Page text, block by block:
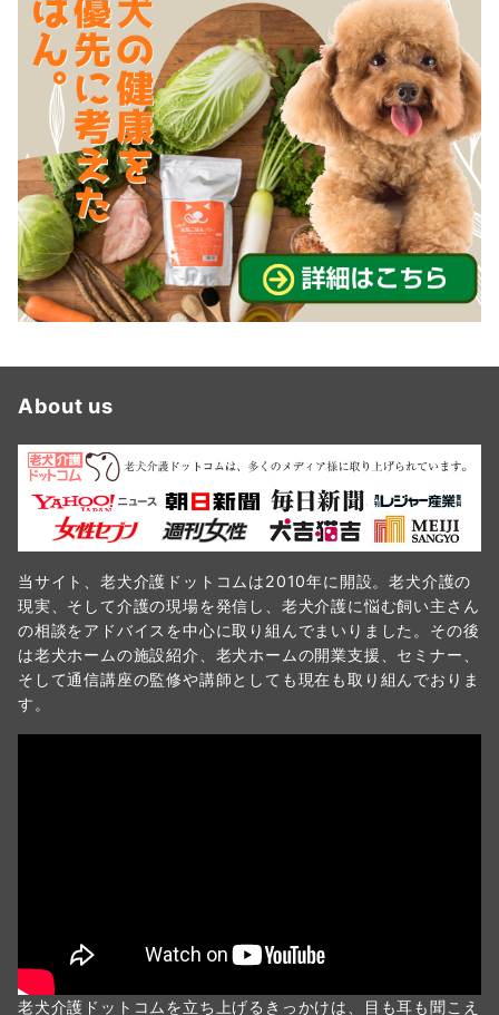
About us
当サイト、老犬介護ドットコムは2010年に開設。老犬介護の
現実、そして介護の現場を発信し、老犬介護に悩む飼い主さん
の相談をアドバイスを中心に取り組んでまいりました。その後
は老犬ホームの施設紹介、老犬ホームの開業支援、セミナー、
そして通信講座の監修や講師としても現在も取り組んでおりま
す。
老犬介護ドットコムを立ち上げるきっかけは、目も耳も聞こえ